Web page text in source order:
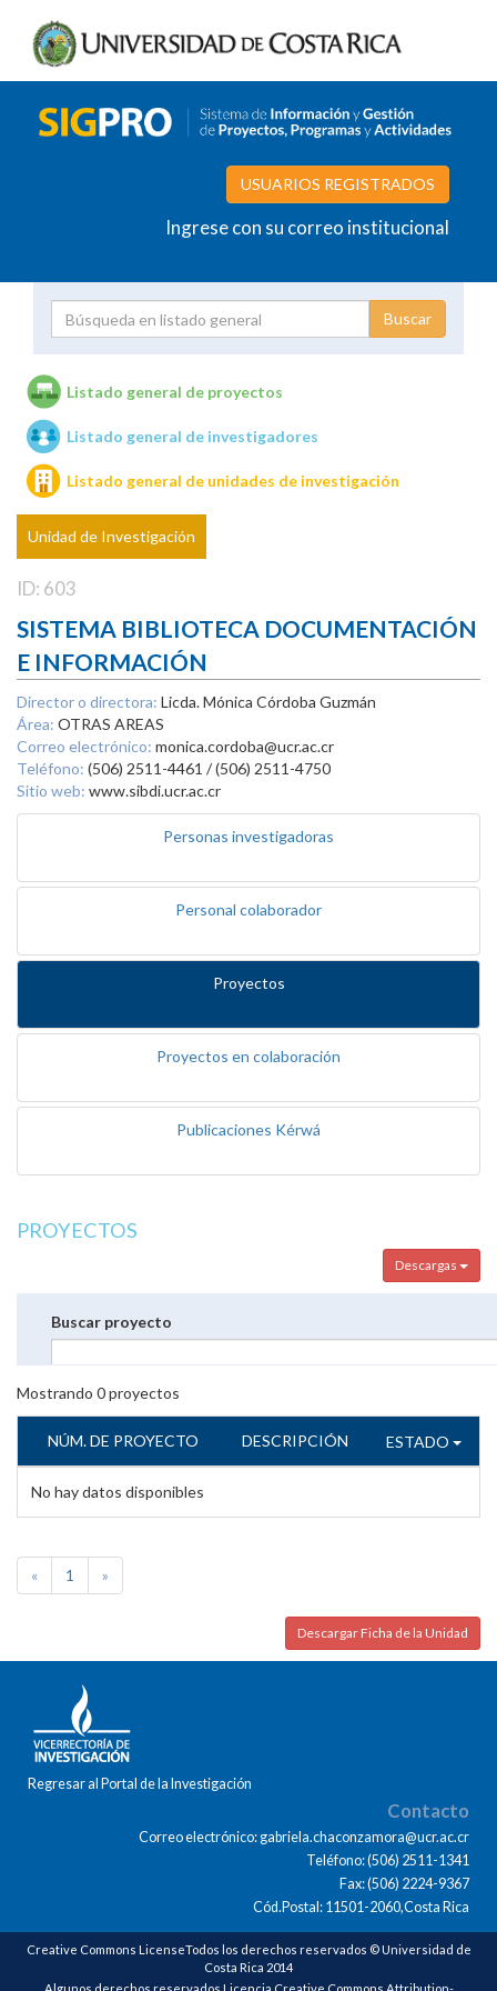
USUARIOS REGISTRADOS
Ingrese con su correo institucional
Unidades de investigación
Listado general de proyectos
Listado general de investigadores
Listado general de unidades de investigación
Unidad de Investigación
ID: 603
SISTEMA BIBLIOTECA DOCUMENTACIÓN
E INFORMACIÓN
Director o directora: Licda. Mónica Córdoba Guzmán
Área: OTRAS AREAS
Correo electrónico: monica.cordoba@ucr.ac.cr
Teléfono: (506) 2511-4461 / (506) 2511-4750
Sitio web: www.sibdi.ucr.ac.cr
Personas investigadoras
Personal colaborador
Proyectos
Proyectos en colaboración
Publicaciones Kérwá
PROYECTOS
Descargas
Buscar proyecto
Mostrando 0proyectos
NÚM. DE PROYECTO DESCRIPCIÓN ESTADO
No hay datos disponibles
« 1 »
Descargar Ficha de la Unidad
Regresar al Portal de la Investigación
Contacto
Correo electrónico: gabriela.chaconzamora@ucr.ac.cr
Teléfono: (506) 2511-1341
Fax: (506) 2224-9367
Cód.Postal: 11501-2060,Costa Rica
Creative Commons LicenseTodos los derechos reservados © Universidad de
Costa Rica 2014